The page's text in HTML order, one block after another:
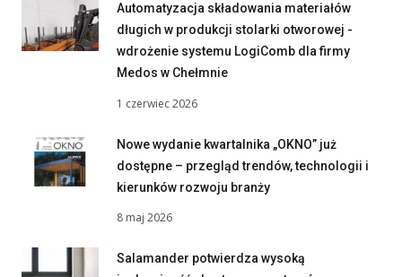
Automatyzacja składowania materiałów
długich w produkcji stolarki otworowej -
wdrożenie systemu LogiComb dla firmy
Medos w Chełmnie
1 czerwiec 2026
Nowe wydanie kwartalnika „OKNO” już
dostępne – przegląd trendów, technologii i
kierunków rozwoju branży
8 maj 2026
Salamander potwierdza wysoką